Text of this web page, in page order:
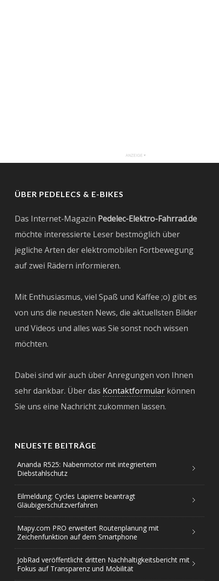
ÜBER PEDELECS & E-BIKES
Das Internet-Magazin Pedelec-Elektro-Fahrrad.de
möchte interessierte Leser bestmöglich über
jegliche Arten der elektromobilen Fortbewegung
auf zwei Rädern informieren.
Mit Enthusiasmus, viel Spaß und Kaffee ;o) gibt es
von uns die neuesten News, die aktuellsten Bilder
und Videos und alles was Sie sonst noch wissen
möchten.
Dabei sind wir auch über Anregungen von Ihnen
sehr dankbar. Über das Kontaktformular können
Sie uns eine Nachricht zukommen lassen.
NEUESTE BEITRÄGE
Ananda R525: Nabenmotor mit integriertem
Diebstahlschutz
Eilmeldung: Cycles Lapierre beantragt
Gläubigerschutzverfahren
Mapy.com PRO erweitert Routenplanung mit
Zeichenfunktion auf dem Smartphone
JobRad veröffentlicht dritten Nachhaltigkeitsbericht mit
Fokus auf Transparenz und Mobilität